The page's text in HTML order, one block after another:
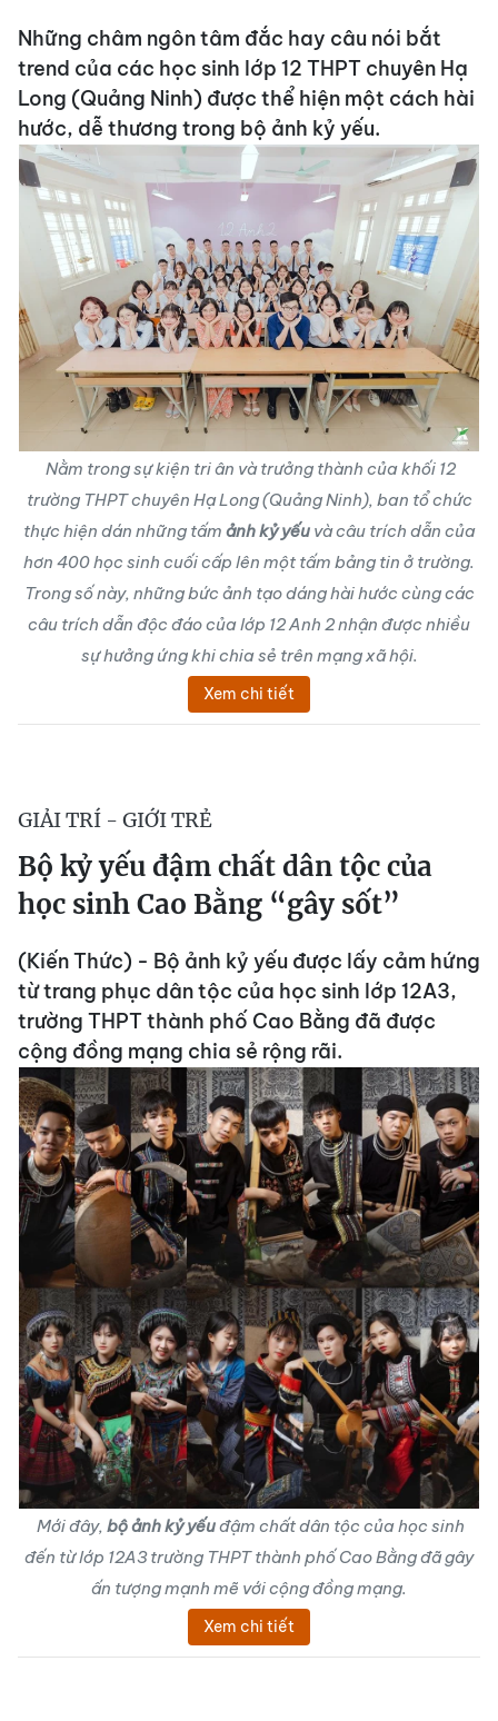
Những châm ngôn tâm đắc hay câu nói bắt
trend của các học sinh lớp 12 THPT chuyên Hạ
Long (Quảng Ninh) được thể hiện một cách hài
hước, dễ thương trong bộ ảnh kỷ yếu.
Nằm trong sự kiện tri ân và trưởng thành của khối 12
trường THPT chuyên Hạ Long (Quảng Ninh), ban tổ chức
thực hiện dán những tấm ảnh kỷ yếuvà câu trích dẫn của
hơn 400 học sinh cuối cấp lên một tấm bảng tin ở trường.
Trong số này, những bức ảnh tạo dáng hài hước cùng các
câu trích dẫn độc đáo của lớp 12 Anh 2 nhận được nhiều
sự hưởng ứng khi chia sẻ trên mạng xã hội.
Xem chi tiết
GIẢI TRÍ - GIỚI TRẺ
Bộ kỷ yếu đậm chất dân tộc của
học sinh Cao Bằng “gây sốt”
(Kiến Thức) - Bộ ảnh kỷ yếu được lấy cảm hứng
từ trang phục dân tộc của học sinh lớp 12A3,
trường THPT thành phố Cao Bằng đã được
cộng đồng mạng chia sẻ rộng rãi.
Mới đây, bộ ảnh kỷ yếuđậm chất dân tộc của học sinh
đến từ lớp 12A3 trường THPT thành phố Cao Bằng đã gây
ấn tượng mạnh mẽ với cộng đồng mạng.
Xem chi tiết